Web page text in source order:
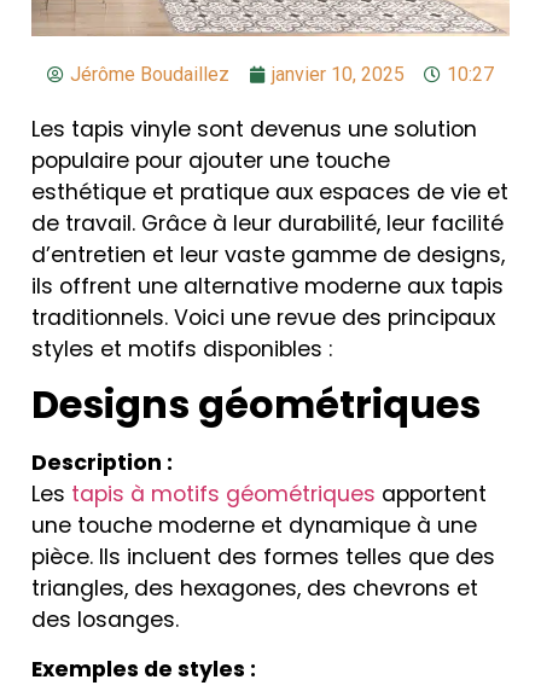
Jérôme Boudaillez janvier 10, 2025 10:27
Les tapis vinyle sont devenus une solution
populaire pour ajouter une touche
esthétique et pratique aux espaces de vie et
de travail. Grâce à leur durabilité, leur facilité
d’entretien et leur vaste gamme de designs,
ils offrent une alternative moderne aux tapis
traditionnels. Voici une revue des principaux
styles et motifs disponibles :
Designs géométriques
Description :
Les tapis à motifs géométriques apportent
une touche moderne et dynamique à une
pièce. Ils incluent des formes telles que des
triangles, des hexagones, des chevrons et
des losanges.
Exemples de styles :